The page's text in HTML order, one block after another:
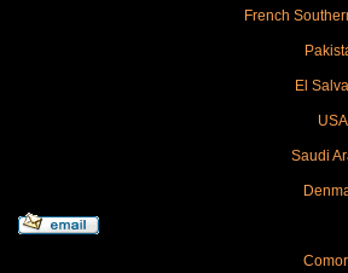
French
El
USA
Saudi